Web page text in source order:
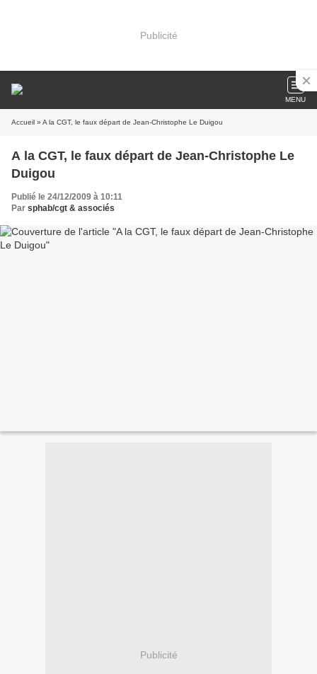
Publicité
MENU
Accueil » A la CGT, le faux départ de Jean-Christophe Le Duigou
A la CGT, le faux départ de Jean-Christophe Le
Duigou
Publié le 24/12/2009 à 10:11
Par sphab/cgt & associés
Publicité